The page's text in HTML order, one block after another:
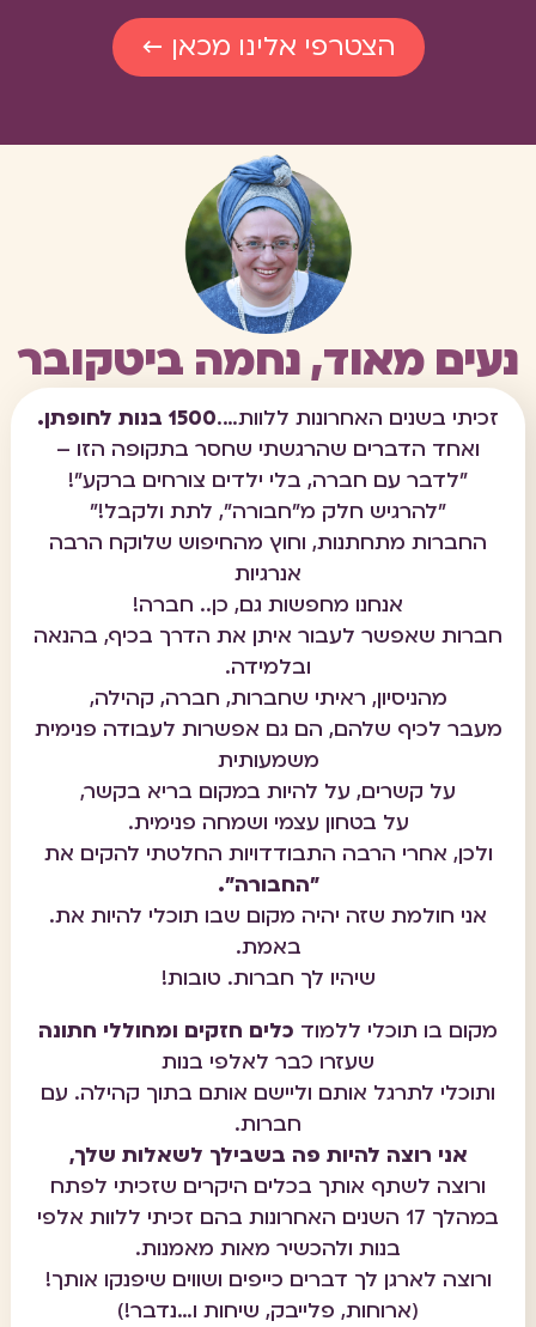
הצטרפי אלינו מכאן ←
נעים מאוד, נחמה ביטקובר
זכיתי בשנים האחרונות ללוות….1500 בנות לחופתן.
ואחד הדברים שהרגשתי שחסר בתקופה הזו –
"לדבר עם חברה, בלי ילדים צורחים ברקע"!
"להרגיש חלק מ"חבורה", לתת ולקבל!"
החברות מתחתנות, וחוץ מהחיפוש שלוקח הרבה
אנרגיות
אנחנו מחפשות גם, כן.. חברה!
חברות שאפשר לעבור איתן את הדרך בכיף, בהנאה
ובלמידה.
מהניסיון, ראיתי שחברות, חברה, קהילה,
מעבר לכיף שלהם, הם גם אפשרות לעבודה פנימית
משמעותית
על קשרים, על להיות במקום בריא בקשר,
על בטחון עצמי ושמחה פנימית.
ולכן, אחרי הרבה התבודדויות החלטתי להקים את
"החבורה".
אני חולמת שזה יהיה מקום שבו תוכלי להיות את.
באמת.
שיהיו לך חברות. טובות!
מקום בו תוכלי ללמוד כלים חזקים ומחוללי חתונה
שעזרו כבר לאלפי בנות
ותוכלי לתרגל אותם וליישם אותם בתוך קהילה. עם
חברות.
אני רוצה להיות פה בשבילך לשאלות שלך,
ורוצה לשתף אותך בכלים היקרים שזכיתי לפתח
במהלך 17 השנים האחרונות בהם זכיתי ללוות אלפי
בנות ולהכשיר מאות מאמנות.
ורוצה לארגן לך דברים כייפים ושווים שיפנקו אותך!
(ארוחות, פלייבק, שיחות ו…נדבר!)